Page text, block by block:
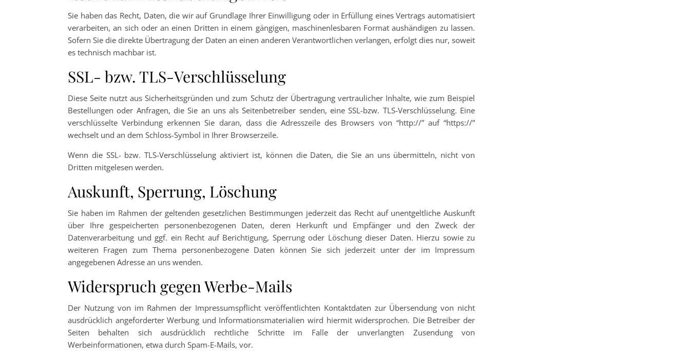
Sie haben das Recht, Daten, die wir auf Grundlage Ihrer Einwilligung oder in Erfüllung eines Vertrags automatisiert
verarbeiten, an sich oder an einen Dritten in einem gängigen, maschinenlesbaren Format aushändigen zu lassen.
Sofern Sie die direkte Übertragung der Daten an einen anderen Verantwortlichen verlangen, erfolgt dies nur, soweit
es technisch machbar ist.
SSL- bzw. TLS-Verschlüsselung
Diese Seite nutzt aus Sicherheitsgründen und zum Schutz der Übertragung vertraulicher Inhalte, wie zum Beispiel
Bestellungen oder Anfragen, die Sie an uns als Seitenbetreiber senden, eine SSL-bzw. TLS-Verschlüsselung. Eine
verschlüsselte Verbindung erkennen Sie daran, dass die Adresszeile des Browsers von “http://” auf “https://”
wechselt und an dem Schloss-Symbol in Ihrer Browserzeile.
Wenn die SSL- bzw. TLS-Verschlüsselung aktiviert ist, können die Daten, die Sie an uns übermitteln, nicht von
Dritten mitgelesen werden.
Auskunft, Sperrung, Löschung
Sie haben im Rahmen der geltenden gesetzlichen Bestimmungen jederzeit das Recht auf unentgeltliche Auskunft
über Ihre gespeicherten personenbezogenen Daten, deren Herkunft und Empfänger und den Zweck der
Datenverarbeitung und ggf. ein Recht auf Berichtigung, Sperrung oder Löschung dieser Daten. Hierzu sowie zu
weiteren Fragen zum Thema personenbezogene Daten können Sie sich jederzeit unter der im Impressum
angegebenen Adresse an uns wenden.
Widerspruch gegen Werbe-Mails
Der Nutzung von im Rahmen der Impressumspflicht veröffentlichten Kontaktdaten zur Übersendung von nicht
ausdrücklich angeforderter Werbung und Informationsmaterialien wird hiermit widersprochen. Die Betreiber der
Seiten behalten sich ausdrücklich rechtliche Schritte im Falle der unverlangten Zusendung von
Werbeinformationen, etwa durch Spam-E-Mails, vor.